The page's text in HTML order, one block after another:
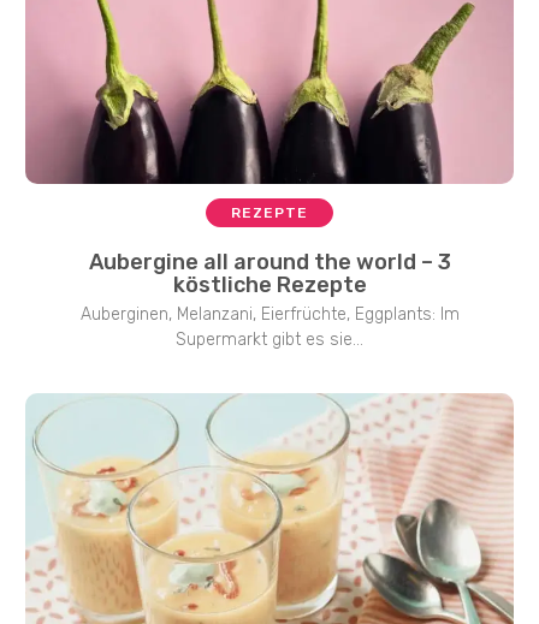
REZEPTE
Aubergine all around the world – 3
köstliche Rezepte
Auberginen, Melanzani, Eierfrüchte, Eggplants: Im
Supermarkt gibt es sie...